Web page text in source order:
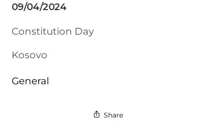
09/04/2024
Constitution Day
Kosovo
General
Share